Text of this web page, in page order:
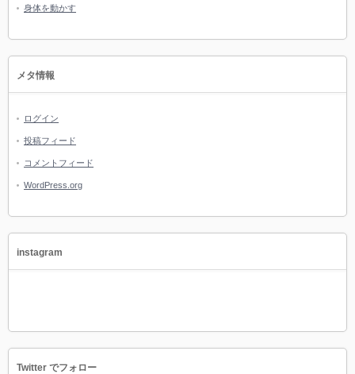
身体を動かす
メタ情報
ログイン
投稿フィード
コメントフィード
WordPress.org
instagram
Twitter でフォロー